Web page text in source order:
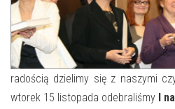
WYDARZENIA BIEŻĄCE
WYDARZYŁO SIĘ
STREFA WIEDZY O REGIONIE
STREFA KOLORU
FORMY STAŁE
NASZE FILIE
radością dzielimy się z naszymi
wtorek 15 listopada odebraliśmy I